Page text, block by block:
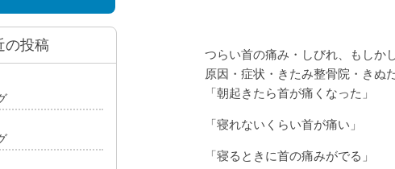
つらい首の痛み・しびれ、もしか
原因・症状・きたみ整骨院・きぬ
「朝起きたら首が痛くなった」
「寝れないくらい首が痛い」
「寝るときに首の痛みがでる」
の投稿